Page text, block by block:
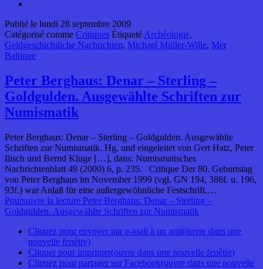
Publié le lundi 28 septembre 2009
Catégorisé comme Critiques Étiqueté Archéologie,
Geldgeschichtliche Nachrichten, Michael Müller-Wille, Mer
Baltique
Peter Berghaus: Denar – Sterling –
Goldgulden. Ausgewählte Schriften zur
Numismatik
Peter Berghaus: Denar – Sterling – Goldgulden. Ausgewählte
Schriften zur Numismatik. Hg. und eingeleitet von Gert Hatz, Peter
Ilisch und Bernd Kluge […], dans: Numismatisches
Nachrichtenblatt 49 (2000) 6, p. 235. Critique Der 80. Geburtstag
von Peter Berghaus im November 1999 (vgl. GN 194, 386f. u. 196,
93f.) war Anlaß für eine außergewöhnliche Festschrift.…
Poursuivre la lecture Peter Berghaus: Denar – Sterling –
Goldgulden. Ausgewählte Schriften zur Numismatik
Cliquez pour envoyer par e-mail à un ami(ouvre dans une
nouvelle fenêtre)
Cliquer pour imprimer(ouvre dans une nouvelle fenêtre)
Cliquez pour partager sur Facebook(ouvre dans une nouvelle